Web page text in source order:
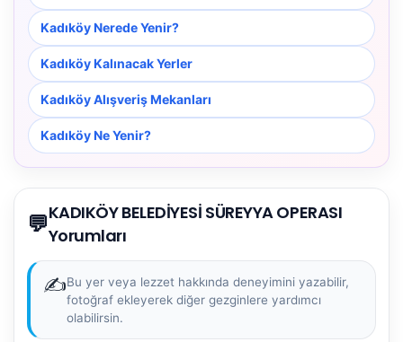
Kadıköy Nerede Yenir?
Kadıköy Kalınacak Yerler
Kadıköy Alışveriş Mekanları
Kadıköy Ne Yenir?
💬KADIKÖY BELEDİYESİ SÜREYYA OPERASI
Yorumları
✍️Bu yer veya lezzet hakkında deneyimini yazabilir,
fotoğraf ekleyerek diğer gezginlere yardımcı
olabilirsin.